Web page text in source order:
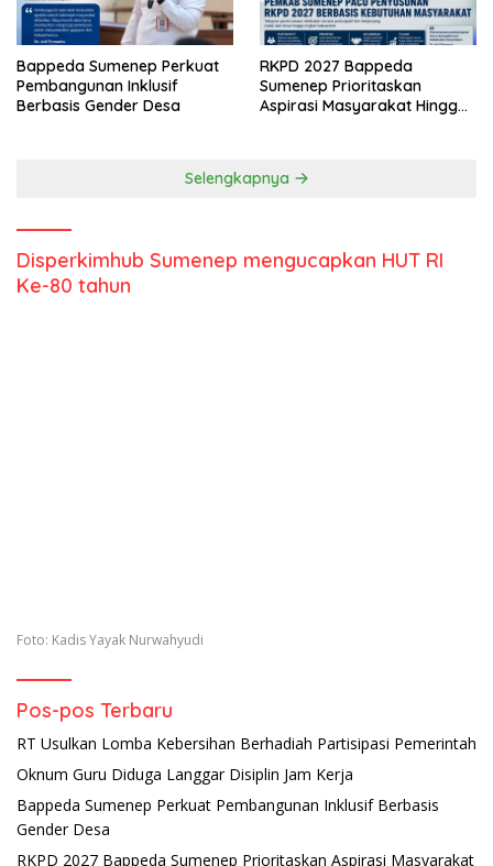
Bappeda Sumenep Perkuat
Pembangunan Inklusif
Berbasis Gender Desa
RKPD 2027 Bappeda
Sumenep Prioritaskan
Aspirasi Masyarakat Hingga
Selengkapnya
Disperkimhub Sumenep mengucapkan HUT RI
Ke-80 tahun
Foto: Kadis Yayak Nurwahyudi
Pos-pos Terbaru
RT Usulkan Lomba Kebersihan Berhadiah Partisipasi Pemerintah
Oknum Guru Diduga Langgar Disiplin Jam Kerja
Bappeda Sumenep Perkuat Pembangunan Inklusif Berbasis
Gender Desa
RKPD 2027 Bappeda Sumenep Prioritaskan Aspirasi Masyarakat